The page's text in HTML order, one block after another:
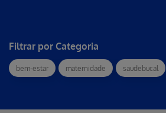
Filtrar por Categoria
bem-estar maternidade saudebucal